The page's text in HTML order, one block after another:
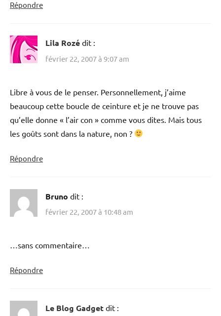
Répondre
Lila Rozé dit :
février 22, 2007 à 9:07 am
Libre à vous de le penser. Personnellement, j’aime
beaucoup cette boucle de ceinture et je ne trouve pas
qu’elle donne « l’air con » comme vous dites. Mais tous
les goûts sont dans la nature, non ?
Répondre
Bruno dit :
février 22, 2007 à 10:48 am
…sans commentaire…
Répondre
Le Blog Gadget dit :